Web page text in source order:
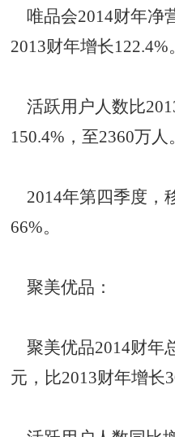
唯品会2014财年净
2013财年增长122.4%
活跃用户人数比
150.4%，至2360万人
2014年第四季度，
66%。
聚美优品：
聚美优品2014财年
元，比2013财年增长